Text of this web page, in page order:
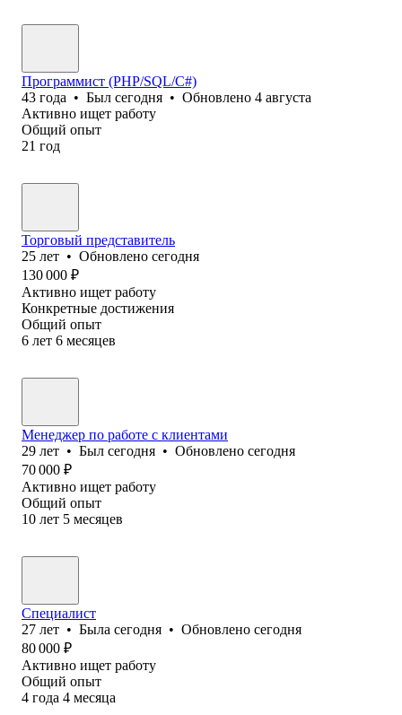
Программист (PHP/SQL/C#)
43 года • Был сегодня • Обновлено 4 августа
Активно ищет работу
Общий опыт
21 год
Торговый представитель
25 лет • Обновлено сегодня
130 000 ₽
Активно ищет работу
Конкретные достижения
Общий опыт
6 лет 6 месяцев
Менеджер по работе с клиентами
29 лет • Был сегодня • Обновлено сегодня
70 000 ₽
Активно ищет работу
Общий опыт
10 лет 5 месяцев
Специалист
27 лет • Была сегодня • Обновлено сегодня
80 000 ₽
Активно ищет работу
Общий опыт
4 года 4 месяца